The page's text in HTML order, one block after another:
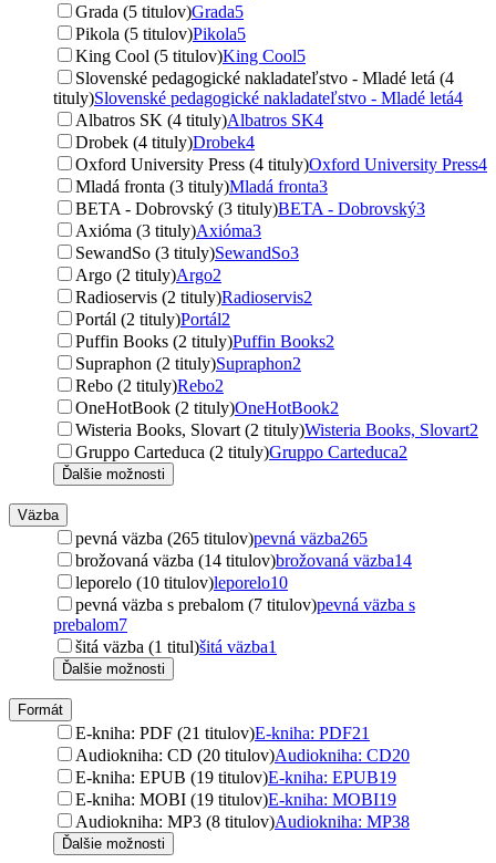
Grada (5 titulov)Grada5
Pikola (5 titulov)Pikola5
King Cool (5 titulov)King Cool5
Slovenské pedagogické nakladateľstvo - Mladé letá (4
tituly)Slovenské pedagogické nakladateľstvo - Mladé letá4
Albatros SK (4 tituly)Albatros SK4
Drobek (4 tituly)Drobek4
Oxford University Press (4 tituly)Oxford University Press4
Mladá fronta (3 tituly)Mladá fronta3
BETA - Dobrovský (3 tituly)BETA - Dobrovský3
Axióma (3 tituly)Axióma3
SewandSo (3 tituly)SewandSo3
Argo (2 tituly)Argo2
Radioservis (2 tituly)Radioservis2
Portál (2 tituly)Portál2
Puffin Books (2 tituly)Puffin Books2
Supraphon (2 tituly)Supraphon2
Rebo (2 tituly)Rebo2
OneHotBook (2 tituly)OneHotBook2
Wisteria Books, Slovart (2 tituly)Wisteria Books, Slovart2
Gruppo Carteduca (2 tituly)Gruppo Carteduca2
Ďalšie možnosti
Väzba
pevná väzba (265 titulov)pevná väzba265
brožovaná väzba (14 titulov)brožovaná väzba14
leporelo (10 titulov)leporelo10
pevná väzba s prebalom (7 titulov)pevná väzba s
prebalom7
šitá väzba (1 titul)šitá väzba1
Ďalšie možnosti
Formát
E-kniha: PDF (21 titulov)E-kniha: PDF21
Audiokniha: CD (20 titulov)Audiokniha: CD20
E-kniha: EPUB (19 titulov)E-kniha: EPUB19
E-kniha: MOBI (19 titulov)E-kniha: MOBI19
Audiokniha: MP3 (8 titulov)Audiokniha: MP38
Ďalšie možnosti